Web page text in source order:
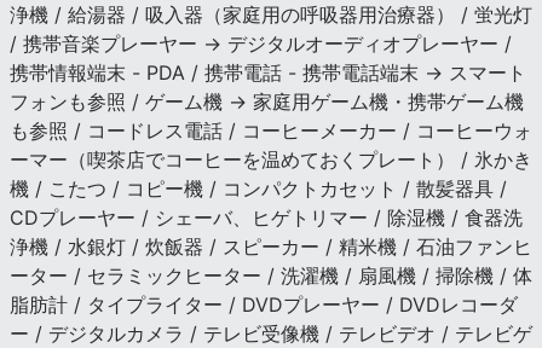
浄機 / 給湯器 / 吸入器（家庭用の呼吸器用治療器） / 蛍光灯
/ 携帯音楽プレーヤー → デジタルオーディオプレーヤー /
携帯情報端末 - PDA / 携帯電話 - 携帯電話端末 → スマート
フォンも参照 / ゲーム機 → 家庭用ゲーム機・携帯ゲーム機
も参照 / コードレス電話 / コーヒーメーカー / コーヒーウォ
ーマー（喫茶店でコーヒーを温めておくプレート） / 氷かき
機 / こたつ / コピー機 / コンパクトカセット / 散髪器具 /
CDプレーヤー / シェーバ、ヒゲトリマー / 除湿機 / 食器洗
浄機 / 水銀灯 / 炊飯器 / スピーカー / 精米機 / 石油ファンヒ
ーター / セラミックヒーター / 洗濯機 / 扇風機 / 掃除機 / 体
脂肪計 / タイプライター / DVDプレーヤー / DVDレコーダ
ー / デジタルカメラ / テレビ受像機 / テレビデオ / テレビゲ